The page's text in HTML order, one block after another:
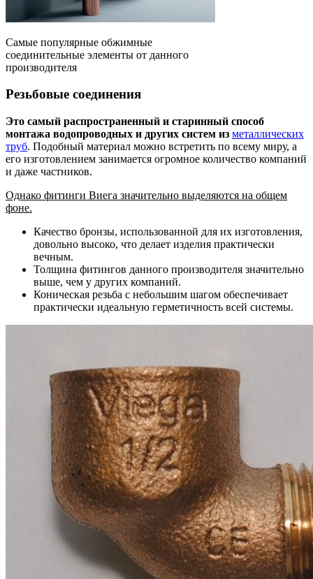
Самые популярные обжимные
соединительные элементы от данного
производителя
Резьбовые соединения
Это самый распространенный и старинный способ
монтажа водопроводных и других систем из металлических
труб. Подобный материал можно встретить по всему миру, а
его изготовлением занимается огромное количество компаний
и даже частников.
Однако фитинги Виега значительно выделяются на общем
фоне.
Качество бронзы, использованной для их изготовления,
довольно высоко, что делает изделия практически
вечным.
Толщина фитингов данного производителя значительно
выше, чем у других компаний.
Коническая резьба с небольшим шагом обеспечивает
практически идеальную герметичность всей системы.